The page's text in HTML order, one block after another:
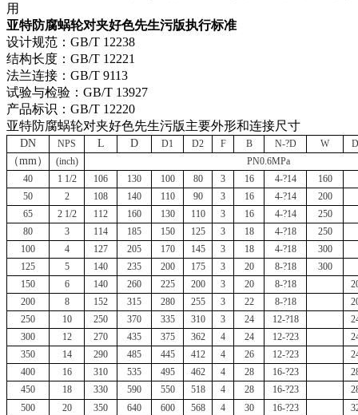
用
亚特防腐蜗轮对夹好色先生污版执行标准
设计规范：GB/T 12238
结构长度：GB/T 12221
法兰连接：GB/T 9113
试验与检验：GB/T 13927
产品标识：GB/T 12220
亚特防腐蜗轮对夹好色先生污版主要外形和连接尺寸
DN NPS L D D1 D2 F B N-?D W
（mm） (inch)
PN0.6MPa
40
1 1/2 106 130 100 80 3 16 4-?14
160
50
2 108 140 110 90 3 16 4-?14
200
65
2 1/2 112 160 130 110 3 16 4-?14
250
80
3 114 185 150 125 3 18 4-?18
250
100
4 127 205 170 145 3 18 4-?18
300
125
5 140 235 200 175 3 20 8-?18
300
150
6 140 260 225 200 3 20 8-?18
200
8 152 315 280 255 3 22 8-?18
250
10 250 370 335 310 3 24 12-?18
300
12 270 435 375 362 4 24 12-?23
350
14 290 485 445 412 4 26 12-?23
400
16 310 535 495 462 4 28 16-?23
450
18 330 590 550 518 4 28 16-?23
500
20 350 640 600 568 4 30 16-?23